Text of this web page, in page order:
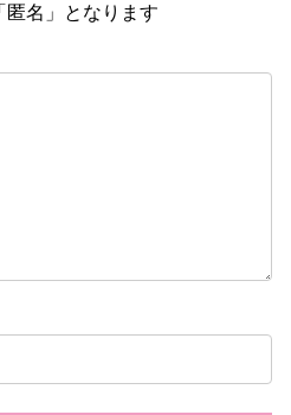
名」となります